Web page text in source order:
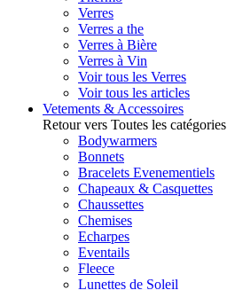
Verres
Verres a the
Verres à Bière
Verres à Vin
Voir tous les Verres
Voir tous les articles
Vetements & Accessoires
Retour vers Toutes les catégories
Bodywarmers
Bonnets
Bracelets Evenementiels
Chapeaux & Casquettes
Chaussettes
Chemises
Echarpes
Eventails
Fleece
Lunettes de Soleil